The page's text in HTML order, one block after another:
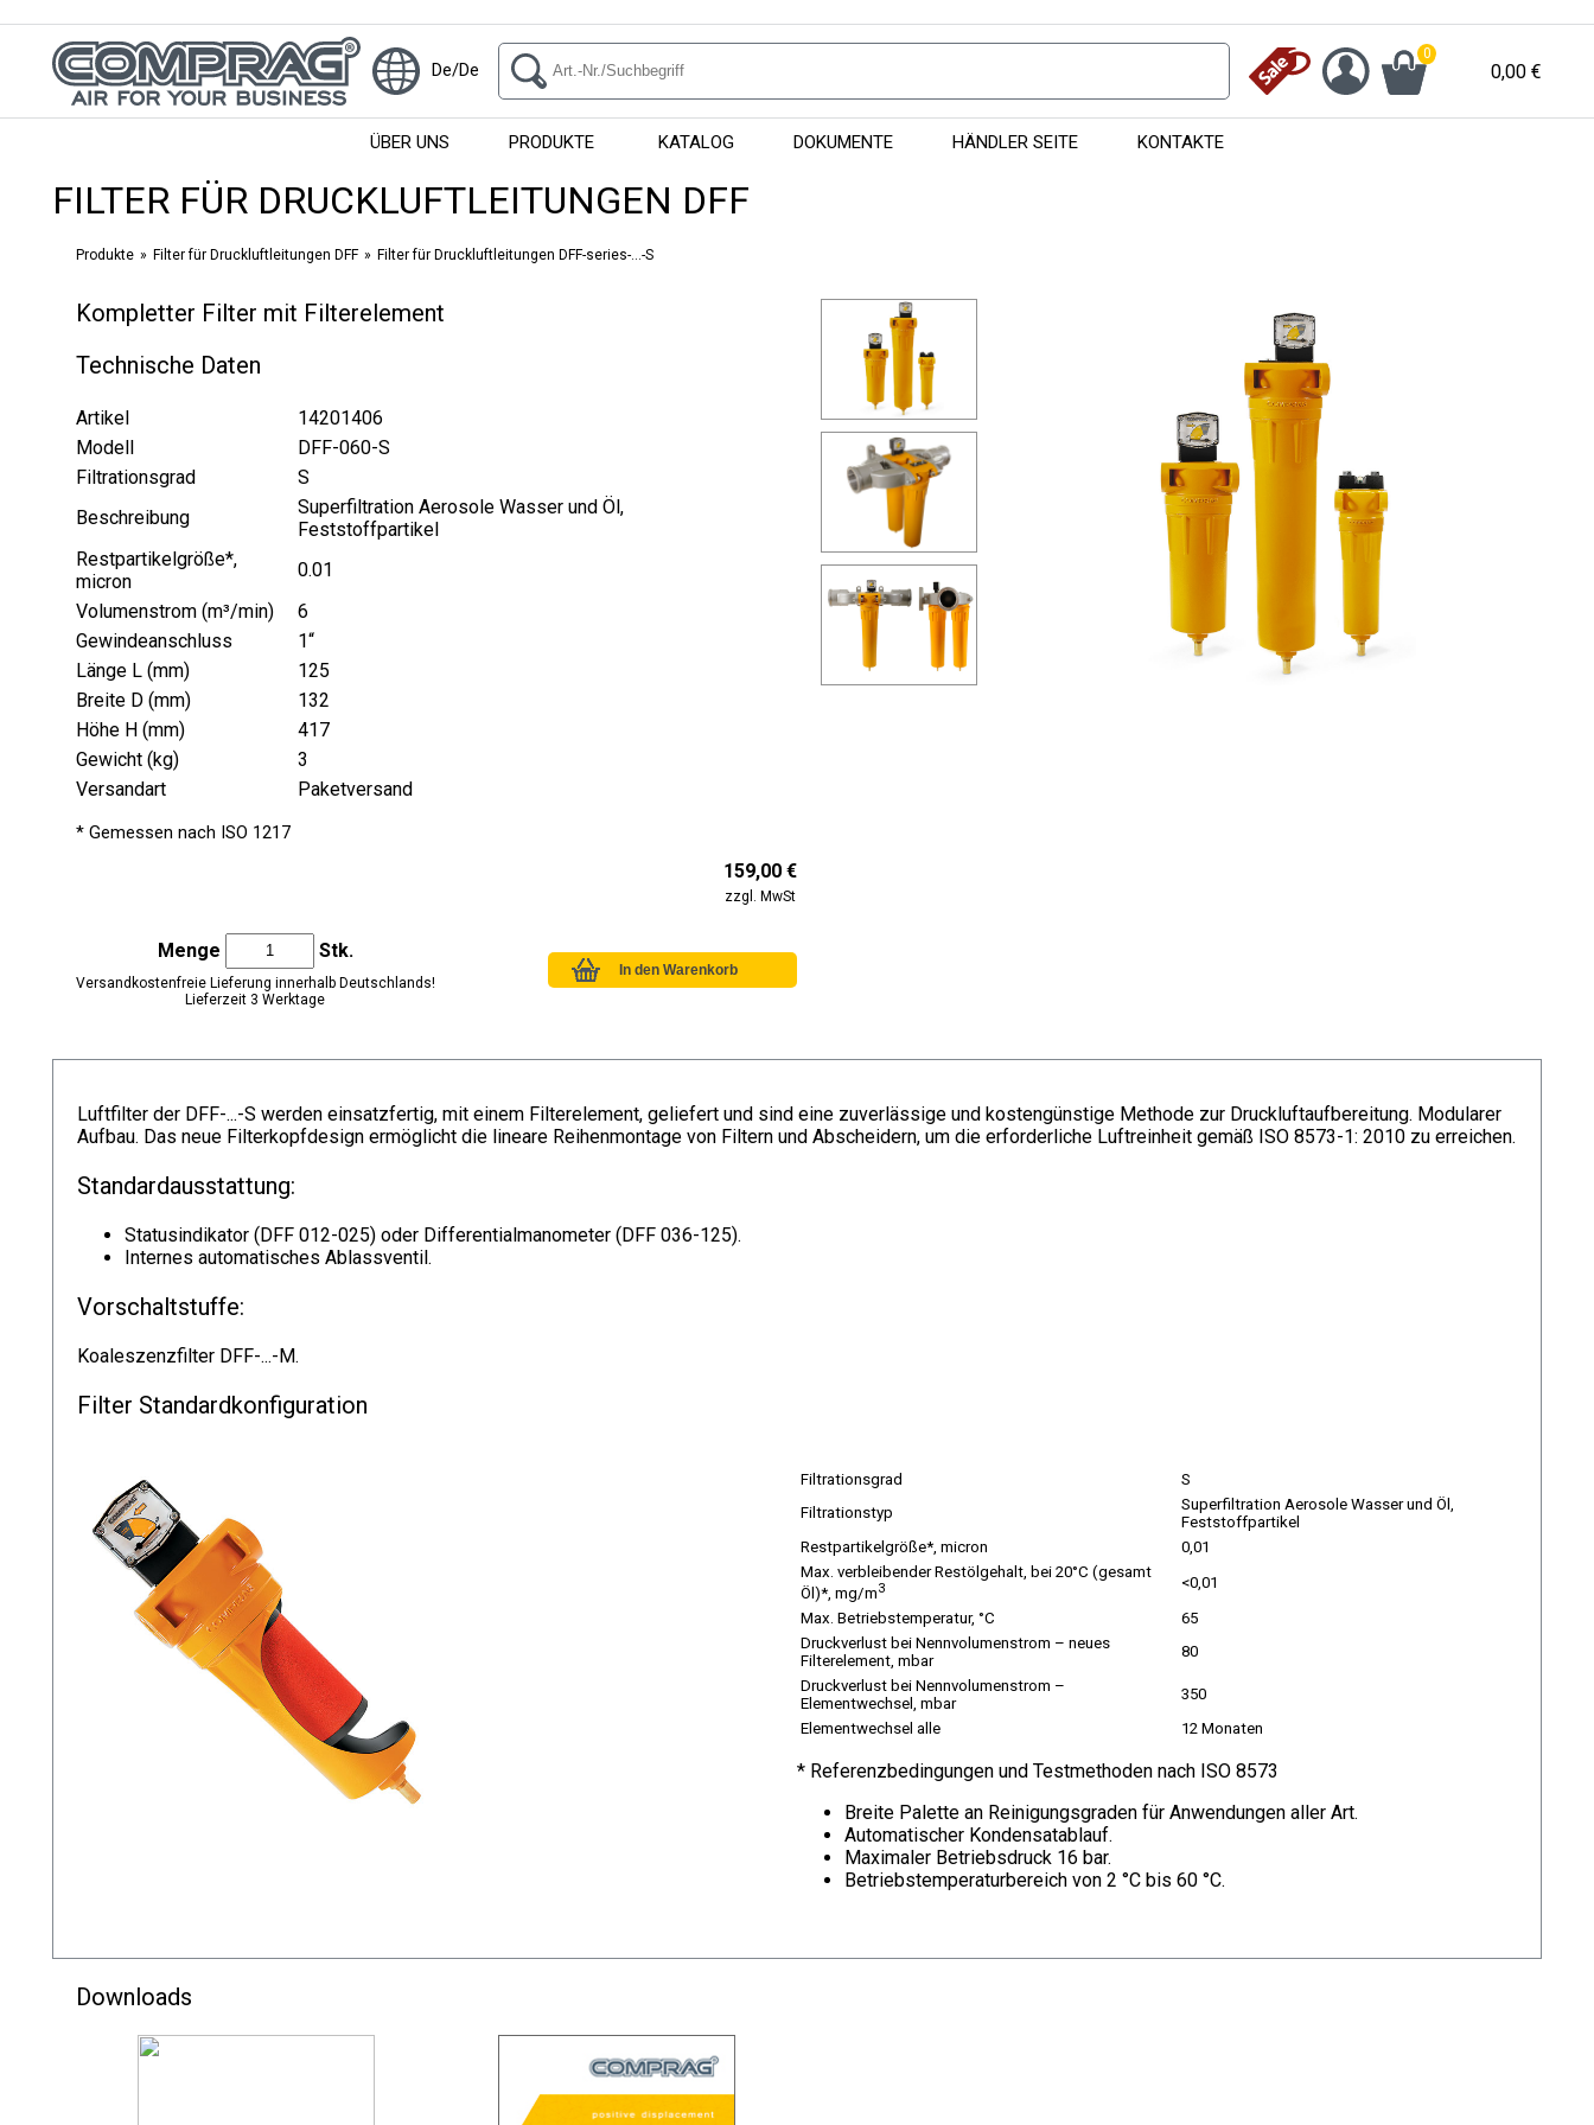
De/De
0
0,00 €
ÜBER UNS PRODUKTE KATALOG DOKUMENTE HÄNDLER SEITE KONTAKTE
FILTER FÜR DRUCKLUFTLEITUNGEN DFF
Produkte Filter für Druckluftleitungen DFF Filter für Druckluftleitungen DFF-series-...-S
Kompletter Filter mit Filterelement
Technische Daten
Artikel
14201406
Modell
DFF-060-S
Filtrationsgrad
S
Beschreibung
Superfiltration Aerosole Wasser und Öl,
Feststoffpartikel
Restpartikelgröße*,
micron
0.01
Volumenstrom (m³/min)
6
Gewindeanschluss
1“
Länge L (mm)
125
Breite D (mm)
132
Höhe H (mm)
417
Gewicht (kg)
3
Versandart
Paketversand
* Gemessen nach ISO 1217
159,00 €
zzgl. MwSt
Menge Stk.
Versandkostenfreie Lieferung innerhalb Deutschlands!
Lieferzeit 3 Werktage
Luftfilter der DFF-...-S werden einsatzfertig, mit einem Filterelement, geliefert und sind eine zuverlässige und kostengünstige Methode zur Druckluftaufbereitung. Modularer
Aufbau. Das neue Filterkopfdesign ermöglicht die lineare Reihenmontage von Filtern und Abscheidern, um die erforderliche Luftreinheit gemäß ISO 8573-1: 2010 zu erreichen.
Standardausstattung:
Statusindikator (DFF 012-025) oder Differentialmanometer (DFF 036-125).
Internes automatisches Ablassventil.
Vorschaltstuffe:
Koaleszenzfilter DFF-...-M.
Filter Standardkonfiguration
Filtrationsgrad
S
Filtrationstyp
Superfiltration Aerosole Wasser und Öl,
Feststoffpartikel
Restpartikelgröße*, micron
0,01
Max. verbleibender Restölgehalt, bei 20°C (gesamt
Öl)*, mg/m3
<0,01
Max. Betriebstemperatur, °C
65
Druckverlust bei Nennvolumenstrom – neues
Filterelement, mbar
80
Druckverlust bei Nennvolumenstrom –
Elementwechsel, mbar
350
Elementwechsel alle
12 Monaten
* Referenzbedingungen und Testmethoden nach ISO 8573
Breite Palette an Reinigungsgraden für Anwendungen aller Art.
Automatischer Kondensatablauf.
Maximaler Betriebsdruck 16 bar.
Betriebstemperaturbereich von 2 °C bis 60 °C.
Downloads